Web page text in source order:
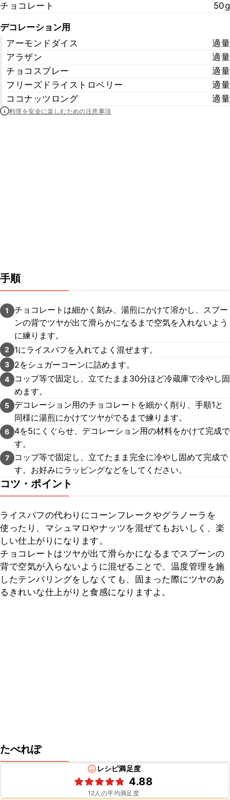
チョコレート
50g
デコレーション用
アーモンドダイス
適量
アラザン
適量
チョコスプレー
適量
フリーズドライストロベリー
適量
ココナッツロング
適量
料理を安全に楽しむための注意事項
手順
1
チョコレートは細かく刻み、湯煎にかけて溶かし、スプー
ンの背でツヤが出て滑らかになるまで空気を入れないよう
に練ります。
2 1にライスパフを入れてよく混ぜます。
3 2をシュガーコーンに詰めます。
4
コップ等で固定し、立てたまま30分ほど冷蔵庫で冷やし固
めます。
5
デコレーション用のチョコレートを細かく削り、手順1と
同様に湯煎にかけてツヤがでるまで練ります。
6
4を5にくぐらせ、デコレーション用の材料をかけて完成で
す。
7
コップ等で固定し、立てたまま完全に冷やし固めて完成で
す。お好みにラッピングなどをしてください。
コツ・ポイント
ライスパフの代わりにコーンフレークやグラノーラを
使ったり、マシュマロやナッツを混ぜてもおいしく、楽
しい仕上がりになります。
チョコレートはツヤが出て滑らかになるまでスプーンの
背で空気が入らないように混ぜることで、温度管理を施
したテンパリングをしなくても、固まった際にツヤのあ
るきれいな仕上がりと食感になりますよ。
たべれぽ
レシピ満足度
4.88
12人の平均満足度